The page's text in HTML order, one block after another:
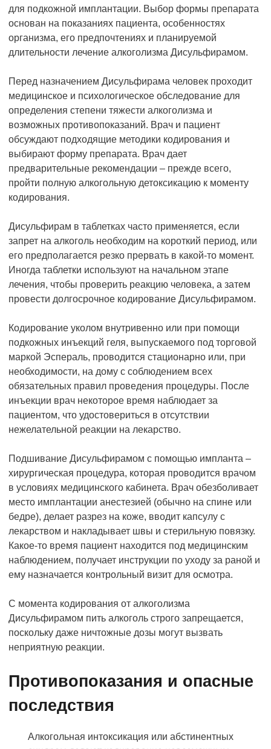
для подкожной имплантации. Выбор формы препарата
основан на показаниях пациента, особенностях
организма, его предпочтениях и планируемой
длительности лечение алкоголизма Дисульфирамом.
Перед назначением Дисульфирама человек проходит
медицинское и психологическое обследование для
определения степени тяжести алкоголизма и
возможных противопоказаний. Врач и пациент
обсуждают подходящие методики кодирования и
выбирают форму препарата. Врач дает
предварительные рекомендации – прежде всего,
пройти полную алкогольную детоксикацию к моменту
кодирования.
Дисульфирам в таблетках часто применяется, если
запрет на алкоголь необходим на короткий период, или
его предполагается резко прервать в какой-то момент.
Иногда таблетки используют на начальном этапе
лечения, чтобы проверить реакцию человека, а затем
провести долгосрочное кодирование Дисульфирамом.
Кодирование уколом внутривенно или при помощи
подкожных инъекций геля, выпускаемого под торговой
маркой Эспераль, проводится стационарно или, при
необходимости, на дому с соблюдением всех
обязательных правил проведения процедуры. После
инъекции врач некоторое время наблюдает за
пациентом, что удостовериться в отсутствии
нежелательной реакции на лекарство.
Подшивание Дисульфирамом с помощью импланта –
хирургическая процедура, которая проводится врачом
в условиях медицинского кабинета. Врач обезболивает
место имплантации анестезией (обычно на спине или
бедре), делает разрез на коже, вводит капсулу с
лекарством и накладывает швы и стерильную повязку.
Какое-то время пациент находится под медицинским
наблюдением, получает инструкции по уходу за раной и
ему назначается контрольный визит для осмотра.
С момента кодирования от алкоголизма
Дисульфирамом пить алкоголь строго запрещается,
поскольку даже ничтожные дозы могут вызвать
неприятную реакции.
Противопоказания и опасные
последствия
Алкогольная интоксикация или абстинентных